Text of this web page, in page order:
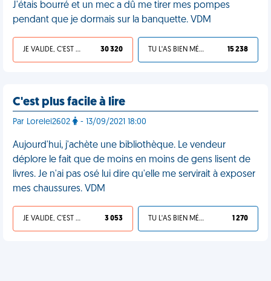
J'étais bourré et un mec a dû me tirer mes pompes
pendant que je dormais sur la banquette. VDM
JE VALIDE, C'EST UNE VDM 30 320 TU L'AS BIEN MÉRITÉ 15 238
C'est plus facile à lire
Par Lorelei2602 - 13/09/2021 18:00
Aujourd'hui, j'achète une bibliothèque. Le vendeur
déplore le fait que de moins en moins de gens lisent de
livres. Je n'ai pas osé lui dire qu'elle me servirait à exposer
mes chaussures. VDM
JE VALIDE, C'EST UNE VDM 3 053 TU L'AS BIEN MÉRITÉ 1 270